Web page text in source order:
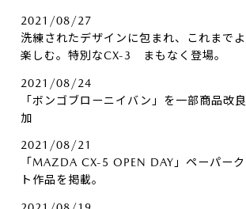
2021/08/27
洗練されたデザインに包まれ、これまで
楽しむ。特別なCX-3 まもなく登場。
2021/08/24
「ボンゴブローニイバン」を一部商品改
加
2021/08/21
「MAZDA CX-5 OPEN DAY」ペーパー
ト作品を掲載。